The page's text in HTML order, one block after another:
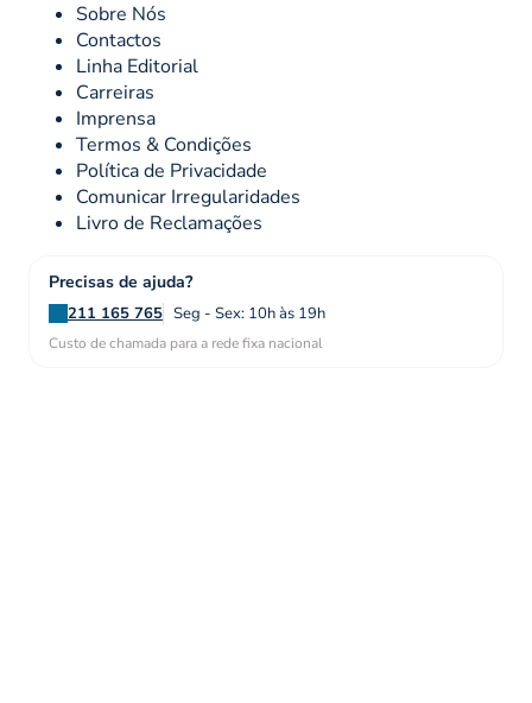
Sobre Nós
Contactos
Linha Editorial
Carreiras
Imprensa
Termos & Condições
Política de Privacidade
Comunicar Irregularidades
Livro de Reclamações
Precisas de ajuda?
211 165 765 Seg - Sex: 10h às 19h
Custo de chamada para a rede fixa nacional